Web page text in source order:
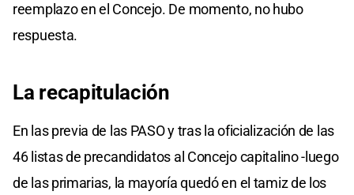
reemplazo en el Concejo. De momento, no hubo
respuesta.
La recapitulación
En las previa de las PASO y tras la oficialización de las
46 listas de precandidatos al Concejo capitalino -luego
de las primarias, la mayoría quedó en el tamiz de los